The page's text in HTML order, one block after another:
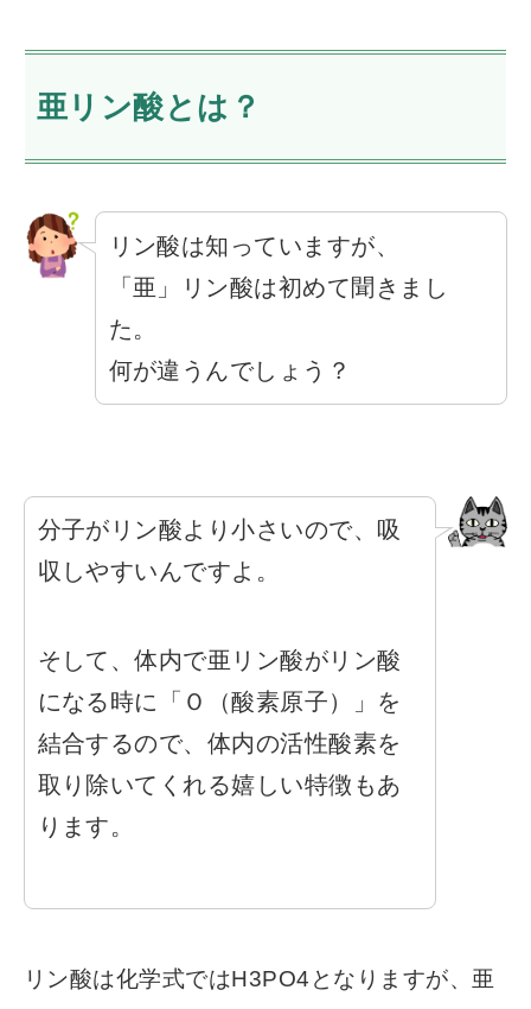
亜リン酸とは？
リン酸は知っていますが、
「亜」リン酸は初めて聞きまし
た。
何が違うんでしょう？
分子がリン酸より小さいので、吸
収しやすいんですよ。
そして、体内で亜リン酸がリン酸
になる時に「Ｏ（酸素原子）」を
結合するので、体内の活性酸素を
取り除いてくれる嬉しい特徴もあ
ります。
リン酸は化学式ではH3PO4となりますが、亜